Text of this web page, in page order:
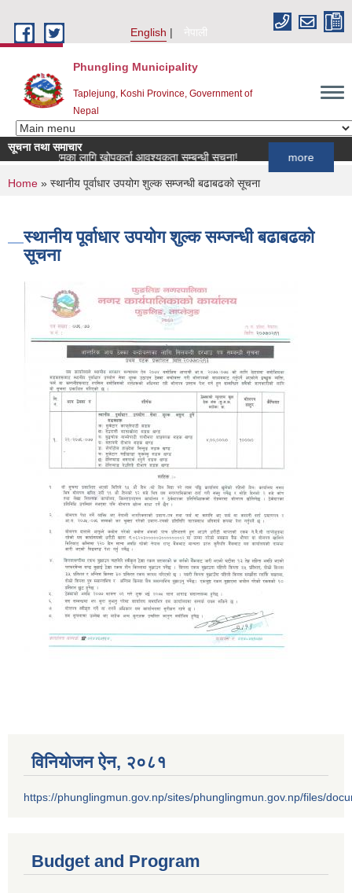
English
नेपाली
Phungling Municipality
Taplejung, Koshi Province, Government of
Nepal
सूचना तथा समाचार
लागि खोपकर्ता आवश्यकता सम्बन्धी सूचना!
You are here
Home » स्थानीय पूर्वाधार उपयोग शुल्क सम्जन्धी बढाबढको सूचना
स्थानीय पूर्वाधार उपयोग शुल्क सम्जन्धी बढाबढको
सूचना
विनियोजन ऐन‚ २०८१
https://phunglingmun.gov.np/sites/phunglingmun.gov.np/files/
Budget and Program